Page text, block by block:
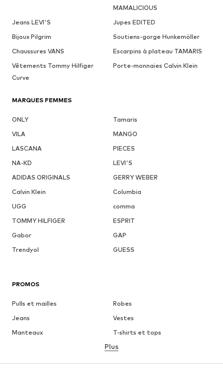
MAMALICIOUS
Jeans LEVI'S
Jupes EDITED
Bijoux Pilgrim
Soutiens-gorge Hunkemöller
Chaussures VANS
Escarpins à plateau TAMARIS
Vêtements Tommy Hilfiger
Curve
Porte-monnaies Calvin Klein
MARQUES FEMMES
ONLY
Tamaris
VILA
MANGO
LASCANA
PIECES
NA-KD
LEVI'S
ADIDAS ORIGINALS
GERRY WEBER
Calvin Klein
Columbia
UGG
comma
TOMMY HILFIGER
ESPRIT
Gabor
GAP
Trendyol
GUESS
PROMOS
Pulls et mailles
Robes
Jeans
Vestes
Manteaux
T-shirts et tops
Lingerie
Plus